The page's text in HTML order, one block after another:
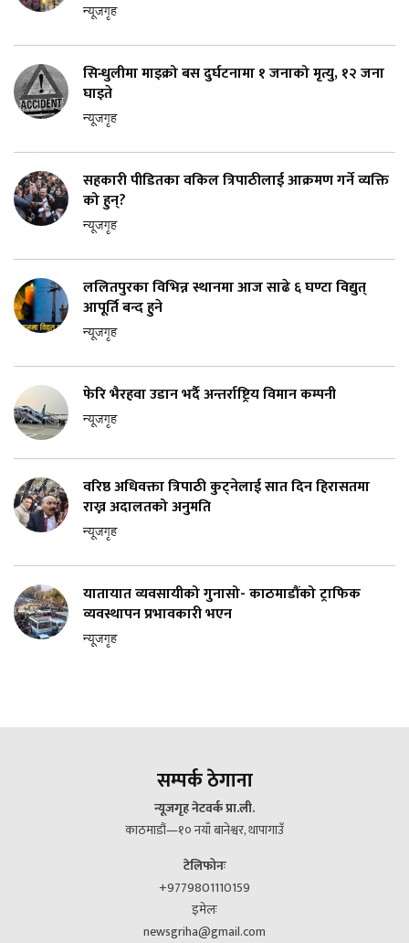
न्यूजगृह
सिन्धुलीमा माइक्रो बस दुर्घटनामा १ जनाको मृत्यु, १२ जना
घाइते
न्यूजगृह
सहकारी पीडितका वकिल त्रिपाठीलाई आक्रमण गर्ने व्यक्ति
को हुन्?
न्यूजगृह
ललितपुरका विभिन्न स्थानमा आज साढे ६ घण्टा विद्युत्
आपूर्ति बन्द हुने
न्यूजगृह
फेरि भैरहवा उडान भर्दै अन्तर्राष्ट्रिय विमान कम्पनी
न्यूजगृह
वरिष्ठ अधिवक्ता त्रिपाठी कुट्नेलाई सात दिन हिरासतमा
राख्न अदालतको अनुमति
न्यूजगृह
यातायात व्यवसायीको गुनासो- काठमाडौंको ट्राफिक
व्यवस्थापन प्रभावकारी भएन
न्यूजगृह
सम्पर्क ठेगाना
न्यूजगृह नेटवर्क प्रा.ली.
काठमाडौं—१० नयाँ बानेश्वर, थापागाउँ
टेलिफोनः
+9779801110159
इमेलः
newsgriha@gmail.com